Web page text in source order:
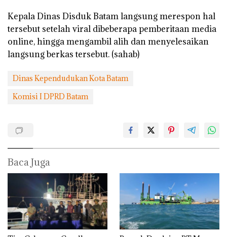
Kepala Dinas Disduk Batam langsung merespon hal
tersebut setelah viral dibeberapa pemberitaan media
online, hingga mengambil alih dan menyelesaikan
langsung berkas tersebut. (sahab)
Dinas Kependudukan Kota Batam
Komisi I DPRD Batam
Baca Juga